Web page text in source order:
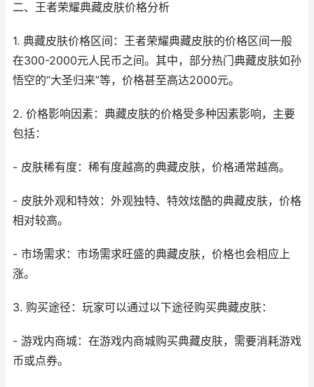
二、王者荣耀典藏皮肤价格分析
1. 典藏皮肤价格区间：王者荣耀典藏皮肤的价格区间一般
在300-2000元人民币之间。其中，部分热门典藏皮肤如孙
悟空的“大圣归来”等，价格甚至高达2000元。
2. 价格影响因素：典藏皮肤的价格受多种因素影响，主要
包括：
- 皮肤稀有度：稀有度越高的典藏皮肤，价格通常越高。
- 皮肤外观和特效：外观独特、特效炫酷的典藏皮肤，价格
相对较高。
- 市场需求：市场需求旺盛的典藏皮肤，价格也会相应上
涨。
3. 购买途径：玩家可以通过以下途径购买典藏皮肤：
- 游戏内商城：在游戏内商城购买典藏皮肤，需要消耗游戏
币或点券。